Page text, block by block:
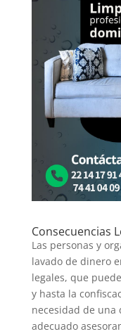
Consecuencias
Las personas y
lavado de dinero
legales, que
y hasta la
necesidad de una
adecuado